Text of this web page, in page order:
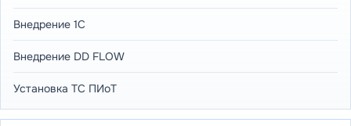
Внедрение 1С
Внедрение DD FLOW
Установка ТС ПИоТ